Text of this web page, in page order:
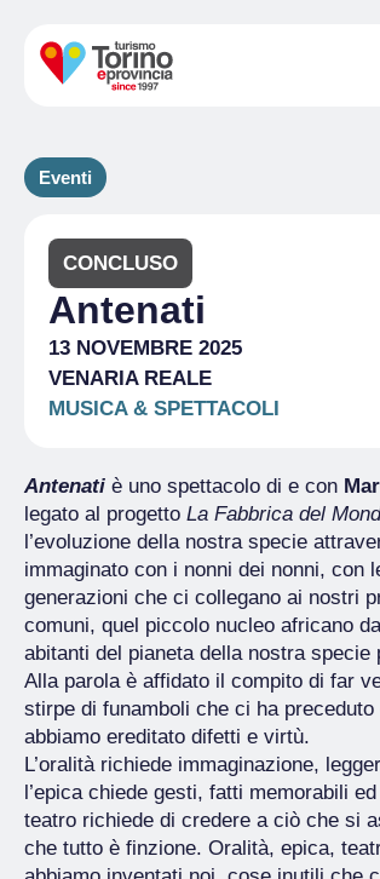
Eventi
CONCLUSO
Antenati
13 NOVEMBRE 2025
VENARIA REALE
MUSICA & SPETTACOLI
Antenati è uno spettacolo di e con
legato al progetto La Fabbrica del
l’evoluzione della nostra specie
immaginato con i nonni dei nonni, con
generazioni che ci collegano ai nostri
comuni, quel piccolo nucleo africano
abitanti del pianeta della nostra specie
Alla parola è affidato il compito di far
stirpe di funamboli che ci ha preceduto
abbiamo ereditato difetti e virtù.
L’oralità richiede immaginazione,
l’epica chiede gesti, fatti memorabili
teatro richiede di credere a ciò che si
che tutto è finzione. Oralità, epica,